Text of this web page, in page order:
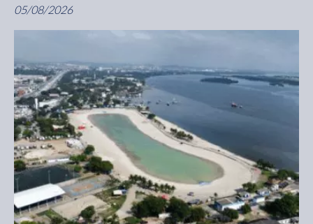
05/08/2026